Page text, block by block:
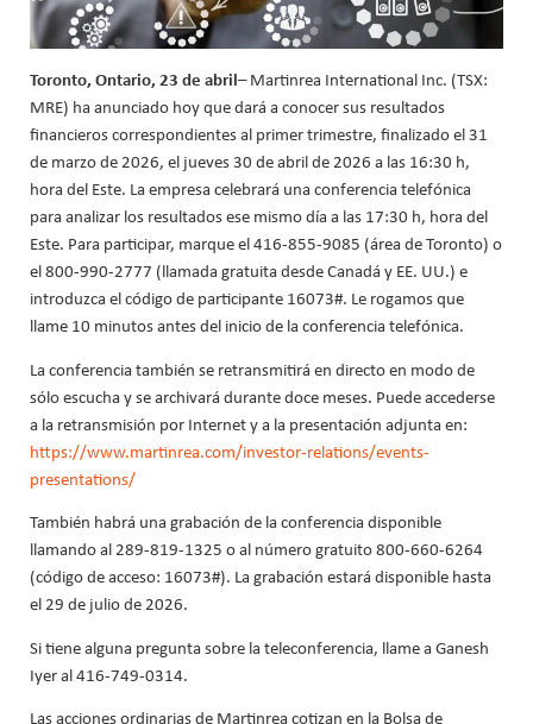
Toronto, Ontario, 23 de abril– Martinrea International Inc. (TSX:
MRE) ha anunciado hoy que dará a conocer sus resultados
financieros correspondientes al primer trimestre, finalizado el 31
de marzo de 2026, el jueves 30 de abril de 2026 a las 16:30 h,
hora del Este. La empresa celebrará una conferencia telefónica
para analizar los resultados ese mismo día a las 17:30 h, hora del
Este. Para participar, marque el 416-855-9085 (área de Toronto) o
el 800-990-2777 (llamada gratuita desde Canadá y EE. UU.) e
introduzca el código de participante 16073#. Le rogamos que
llame 10 minutos antes del inicio de la conferencia telefónica.
La conferencia también se retransmitirá en directo en modo de
sólo escucha y se archivará durante doce meses. Puede accederse
a la retransmisión por Internet y a la presentación adjunta en:
https://www.martinrea.com/investor-relations/events-
presentations/
También habrá una grabación de la conferencia disponible
llamando al 289-819-1325 o al número gratuito 800-660-6264
(código de acceso: 16073#). La grabación estará disponible hasta
el 29 de julio de 2026.
Si tiene alguna pregunta sobre la teleconferencia, llame a Ganesh
Iyer al 416-749-0314.
Las acciones ordinarias de Martinrea cotizan en la Bolsa de